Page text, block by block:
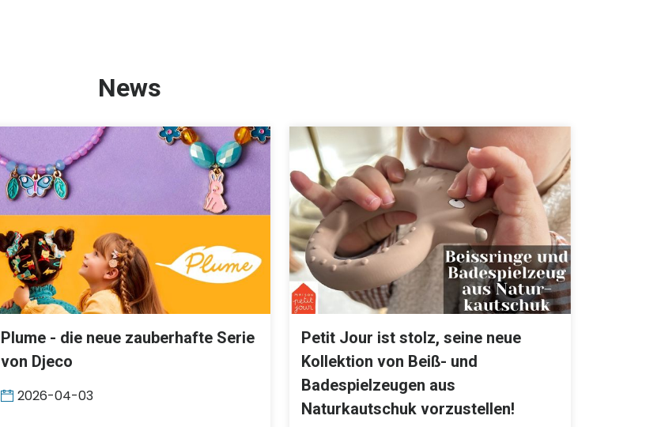
News
Plume - die neue zauberhafte Serie
von Djeco
2026-04-03
Petit Jour ist stolz, seine neue
Kollektion von Beiß- und
Badespielzeugen aus
Naturkautschuk vorzustellen!